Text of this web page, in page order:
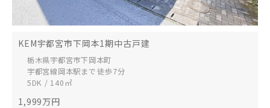
KEM宇都宮市下岡本1期中古戸建
栃木県宇都宮市下岡本町
宇都宮線岡本駅まで 徒歩7分
5DK / 140㎡
1,999万円